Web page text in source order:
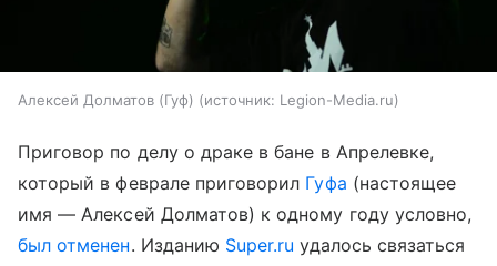
Алексей Долматов (Гуф) источник: Legion-Media.ru
Приговор по делу о драке в бане в Апрелевке,
который в феврале приговорил Гуфа (настоящее
имя — Алексей Долматов) к одному году условно,
был отменен. Изданию Super.ru удалось связаться